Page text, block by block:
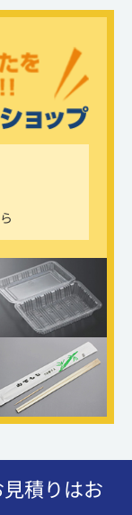
積りはお